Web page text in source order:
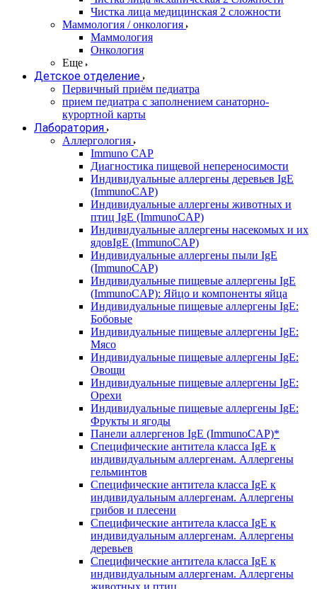
Чистка лица медицинская 2 сложности
Маммология / онкология
Маммология
Онкология
Еще
Детское отделение
Первичный приём педиатра
прием педиатра с заполнением санаторно-
курортной карты
Лаборатория
Аллергология
Immuno CAP
Диагностика пищевой непереносимости
Индивидуальные аллергены деревьев IgE
(ImmunoCAP)
Индивидуальные аллергены животных и
птиц IgE (ImmunoCAP)
Индивидуальные аллергены насекомых и их
ядовIgE (ImmunoCAP)
Индивидуальные аллергены пыли IgE
(ImmunoCAP)
Индивидуальные пищевые аллергены IgE
(ImmunoCAP): Яйцо и компоненты яйца
Индивидуальные пищевые аллергены IgE:
Бобовые
Индивидуальные пищевые аллергены IgE:
Мясо
Индивидуальные пищевые аллергены IgE:
Овощи
Индивидуальные пищевые аллергены IgE:
Орехи
Индивидуальные пищевые аллергены IgE:
Фрукты и ягоды
Панели аллергенов IgE (ImmunoCAP)*
Специфические антитела класса IgE к
индивидуальным аллергенам. Аллергены
гельминтов
Специфические антитела класса IgE к
индивидуальным аллергенам. Аллергены
грибов и плесени
Специфические антитела класса IgE к
индивидуальным аллергенам. Аллергены
деревьев
Специфические антитела класса IgE к
индивидуальным аллергенам. Аллергены
животных и птиц